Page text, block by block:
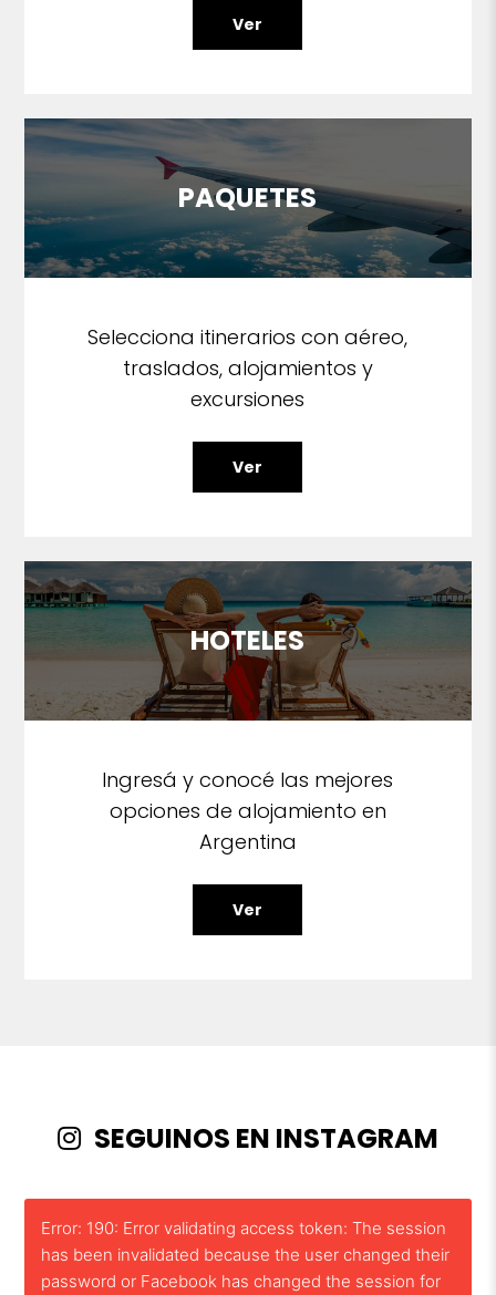
Ver
PAQUETES
Selecciona itinerarios con aéreo,
traslados, alojamientos y
excursiones
Ver
HOTELES
Ingresá y conocé las mejores
opciones de alojamiento en
Argentina
Ver
SEGUINOS EN INSTAGRAM
Error: 190: Error validating access token: The session
has been invalidated because the user changed their
password or Facebook has changed the session for